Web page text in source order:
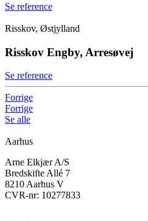
Se reference
Risskov, Østjylland
Risskov Engby, Arresøvej
Se reference
Forrige
Forrige
Se alle
Aarhus
Arne Elkjær A/S
Bredskifte Allé 7
8210 Aarhus V
CVR-nr: 10277833